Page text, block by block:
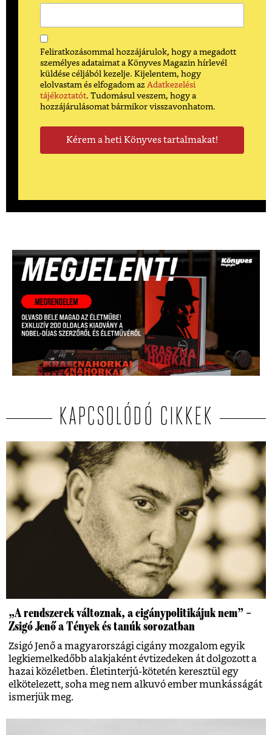
Feliratkozásommal hozzájárulok, hogy a megadott
személyes adataimat a Könyves Magazin hírlevél
küldése céljából kezelje. Kijelentem, hogy
elolvastam és elfogadom az Adatkezelési
tájékoztatót. Tudomásul veszem, hogy a
hozzájárulásomat bármikor visszavonhatom.
KAPCSOLÓDÓ CIKKEK
„A rendszerek változnak, a cigánypolitikájuk nem” –
Zsigó Jenő a Tények és tanúk sorozatban
Zsigó Jenő a magyarországi cigány mozgalom egyik
legkiemelkedőbb alakjaként évtizedeken át dolgozott a
hazai közéletben. Életinterjú-kötetén keresztül egy
elkötelezett, soha meg nem alkuvó ember munkásságát
ismerjük meg.